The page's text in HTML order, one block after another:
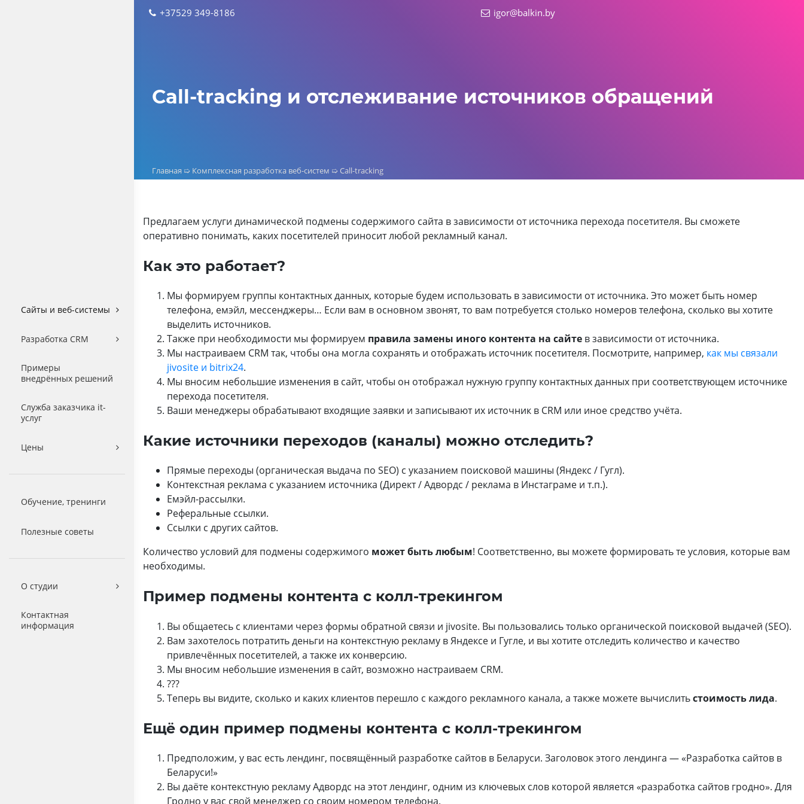
Сайты и веб-системы
Разработка CRM
Примеры
внедрённых решений
Служба заказчика it-
услуг
Цены
Обучение, тренинги
Полезные советы
О студии
Контактная
информация
Skip
+37529 349-8186 igor@balkin.by
Call-tracking и отслеживание источников обращений
Главная ➯ Комплексная разработка веб-систем ➯ Call-tracking
Предлагаем услуги динамической подмены содержимого сайта в зависимости от источника перехода посетителя. Вы сможете
оперативно понимать, каких посетителей приносит любой рекламный канал.
Как это работает?
Мы формируем группы контактных данных, которые будем использовать в зависимости от источника. Это может быть номер
телефона, емэйл, мессенджеры… Если вам в основном звонят, то вам потребуется столько номеров телефона, сколько вы хотите
выделить источников.
Также при необходимости мы формируем правила замены иного контента на сайте в зависимости от источника.
Мы настраиваем CRM так, чтобы она могла сохранять и отображать источник посетителя. Посмотрите, например, как мы связали
jivosite и bitrix24.
Мы вносим небольшие изменения в сайт, чтобы он отображал нужную группу контактных данных при соответствующем источнике
перехода посетителя.
Ваши менеджеры обрабатывают входящие заявки и записывают их источник в CRM или иное средство учёта.
Какие источники переходов (каналы) можно отследить?
Прямые переходы (органическая выдача по SEO) с указанием поисковой машины (Яндекс / Гугл).
Контекстная реклама с указанием источника (Директ / Адвордс / реклама в Инстаграме и т.п.).
Емэйл-рассылки.
Реферальные ссылки.
Ссылки с других сайтов.
Количество условий для подмены содержимого может быть любым! Соответственно, вы можете формировать те условия, которые вам
необходимы.
Пример подмены контента с колл-трекингом
Вы общаетесь с клиентами через формы обратной связи и jivosite. Вы пользовались только органической поисковой выдачей (SEO).
Вам захотелось потратить деньги на контекстную рекламу в Яндексе и Гугле, и вы хотите отследить количество и качество
привлечённых посетителей, а также их конверсию.
Мы вносим небольшие изменения в сайт, возможно настраиваем CRM.
???
Теперь вы видите, сколько и каких клиентов перешло с каждого рекламного канала, а также можете вычислитьстоимость лида.
Ещё один пример подмены контента с колл-трекингом
Предположим, у вас есть лендинг, посвящённый разработке сайтов в Беларуси. Заголовок этого лендинга — «Разработка сайтов в
Беларуси!»
Вы даёте контекстную рекламу Адвордс на этот лендинг, одним из ключевых слов которой является «разработка сайтов гродно». Для
Гродно у вас свой менеджер со своим номером телефона.